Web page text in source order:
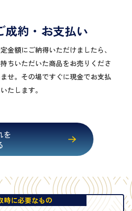
成約・お支払い
金額にご納得いただけましたら、
ちいただいた商品をお売りくださ
せ。その場ですぐに現金でお支払
たします。
を
時に必要なもの